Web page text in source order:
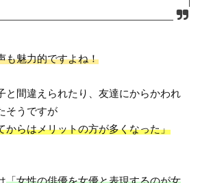
も魅力的ですよね！
と間違えられたり、友達にからかわれ
そうですが
からはメリットの方が多くなった」
「女性の俳優を女優と表現するのが女